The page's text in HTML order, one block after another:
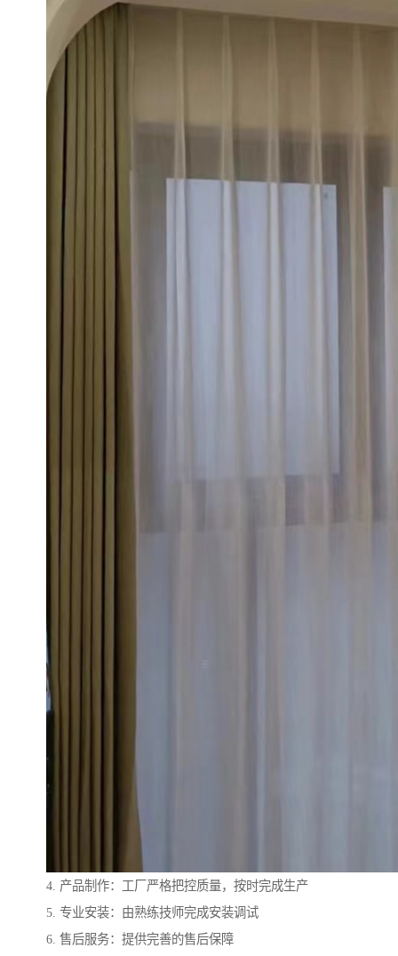
4. 产品制作：工厂严格把控质量，按时完成生产
5. 专业安装：由熟练技师完成安装调试
6. 售后服务：提供完善的售后保障